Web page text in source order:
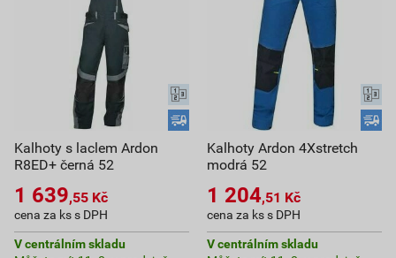
Kalhoty s laclem Ardon
R8ED+ černá 52
1 639,55 Kč
cena za ks s DPH
V centrálním skladu
Kalhoty Ardon 4Xstretch
modrá 52
1 204,51 Kč
cena za ks s DPH
V centrálním skladu